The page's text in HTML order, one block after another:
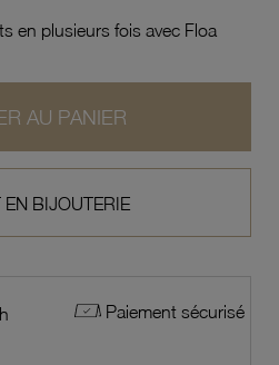
en plusieurs fois avec Floa
AU PANIER
EN BIJOUTERIE
Paiement sécurisé